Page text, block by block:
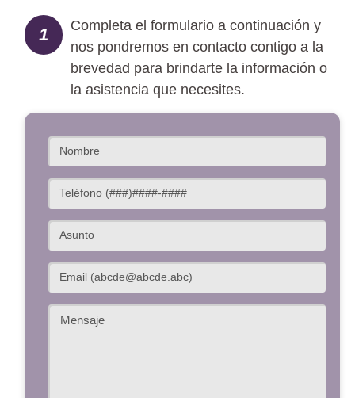
1
Completa el formulario a continuación y
nos pondremos en contacto contigo a la
brevedad para brindarte la información o
la asistencia que necesites.